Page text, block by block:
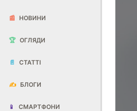
📰 НОВИНИ
🏆 ОГЛЯДИ
📄 СТАТТІ
✍️ БЛОГИ
📱 СМАРТФОНИ